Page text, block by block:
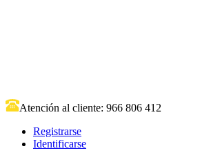
Atención al cliente: 966 806 412
Registrarse
Identificarse